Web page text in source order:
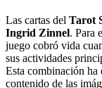
Las cartas del Tarot
Ingrid Zinnel. Para
juego cobró vida
sus actividades
Esta combinación ha
contenido de las